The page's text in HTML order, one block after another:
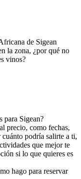
de Sigean
la zona, ¿por qué no
vinos?
para Sigean?
precio, como fechas,
cuánto podría salirte a ti,
que mejor te
si lo que quieres es
hago para reservar